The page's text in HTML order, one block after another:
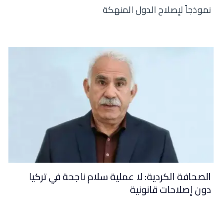
نموذجاً لإصلاح الدول المنهكة
الصحافة الكردية: لا عملية سلام ناجحة في تركيا
دون إصلاحات قانونية